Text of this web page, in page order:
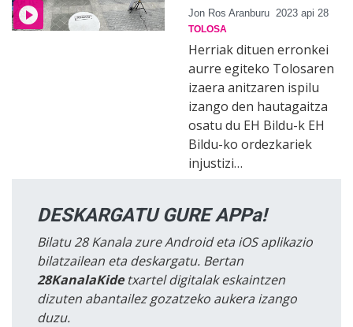
Jon Ros Aranburu 2023 api 28
TOLOSA
Herriak dituen erronkei
aurre egiteko Tolosaren
izaera anitzaren ispilu
izango den hautagaitza
osatu du EH Bildu-k EH
Bildu-ko ordezkariek
injustizi…
DESKARGATU GURE APPa!
Bilatu 28 Kanala zure Android eta iOS aplikazio
bilatzailean eta deskargatu. Bertan
28KanalaKidetxartel digitalak eskaintzen
dizuten abantailez gozatzeko aukera izango
duzu.